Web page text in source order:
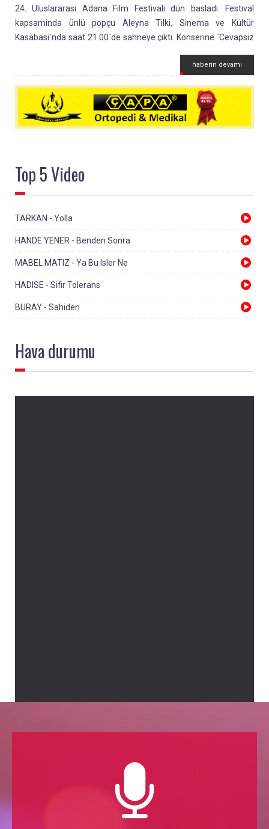
24. Uluslararasi Adana Film Festivali dün basladi. Festival
kapsaminda ünlü popçu Aleyna Tilki, Sinema ve Kültür
Kasabasi`nda saat 21.00`de sahneye çikti. Konserine `Cevapsiz
hayranlari tarafindan sahneye yabanci cisimler atildi.haberin devamı
Top 5Video
TARKAN - Yolla
HANDE YENER - Benden Sonra
MABEL MATIZ - Ya Bu Isler Ne
HADISE - Sifir Tolerans
BURAY - Sahiden
Havadurumu